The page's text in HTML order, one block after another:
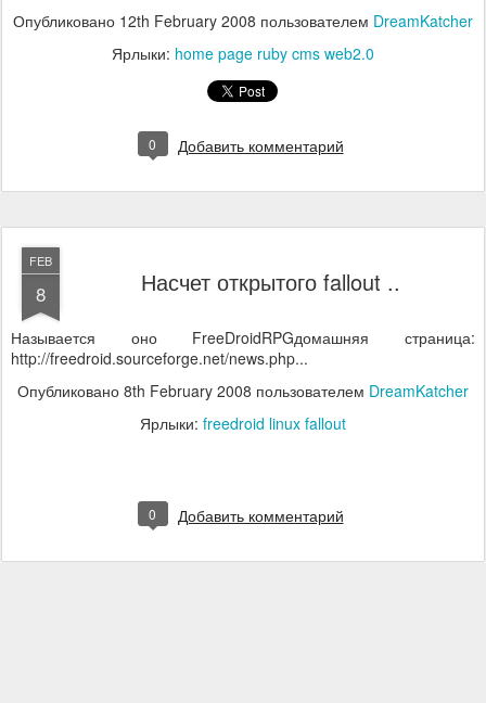
Опубликовано 12th February 2008 пользователем DreamKatcher
Ярлыки: home page ruby cms web2.0
0 Добавить комментарий
FEB
8 Насчет открытого fallout ..
Называется оно FreeDroidRPGдомашняя страница:
http://freedroid.sourceforge.net/news.php...
Опубликовано 8th February 2008 пользователем DreamKatcher
Ярлыки: freedroid linux fallout
0 Добавить комментарий